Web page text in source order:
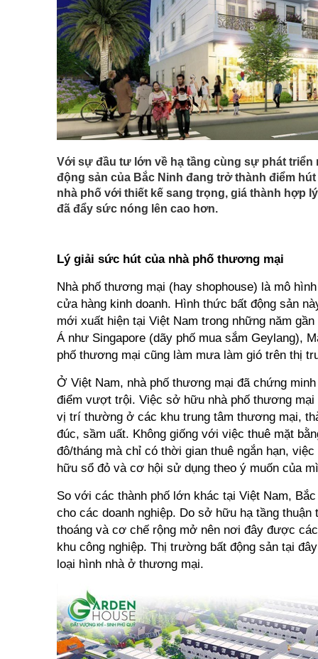
Với sự đầu tư lớn về hạ tầng cùng sự phát triển
động sản của Bắc Ninh đang trở thành điểm
nhà phố với thiết kế sang trọng, giá thành hợp
đã đẩy sức nóng lên cao hơn.
Lý giải sức hút của nhà phố thương mại
Nhà phố thương mại (hay shophouse) là mô
cửa hàng kinh doanh. Hình thức bất động sản
mới xuất hiện tại Việt Nam trong những năm
Á như Singapore (dãy phố mua sắm Geylang),
phố thương mại cũng làm mưa làm gió trên thị
Ở Việt Nam, nhà phố thương mại đã chứng
điểm vượt trội. Việc sở hữu nhà phố thương
vị trí thường ở các khu trung tâm thương mại,
đúc, sầm uất. Không giống với việc thuê mặt
đô/tháng mà chỉ có thời gian thuê ngắn hạn,
hữu sổ đỏ và cơ hội sử dụng theo ý muốn của
So với các thành phố lớn khác tại Việt Nam,
cho các doanh nghiệp. Do sở hữu hạ tầng thuận
thoáng và cơ chế rộng mở nên nơi đây được
khu công nghiệp. Thị trường bất động sản tại
loại hình nhà ở thương mại.